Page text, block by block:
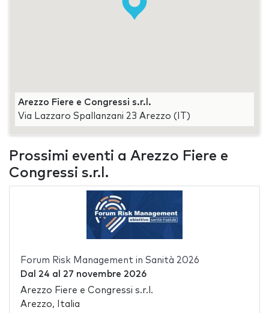
Arezzo Fiere e Congressi s.r.l.
Via Lazzaro Spallanzani 23 Arezzo (IT)
Prossimi eventi a Arezzo Fiere e
Congressi s.r.l.
Forum Risk Management in Sanità 2026
Dal 24 al 27 novembre 2026
Arezzo Fiere e Congressi s.r.l.
Arezzo, Italia